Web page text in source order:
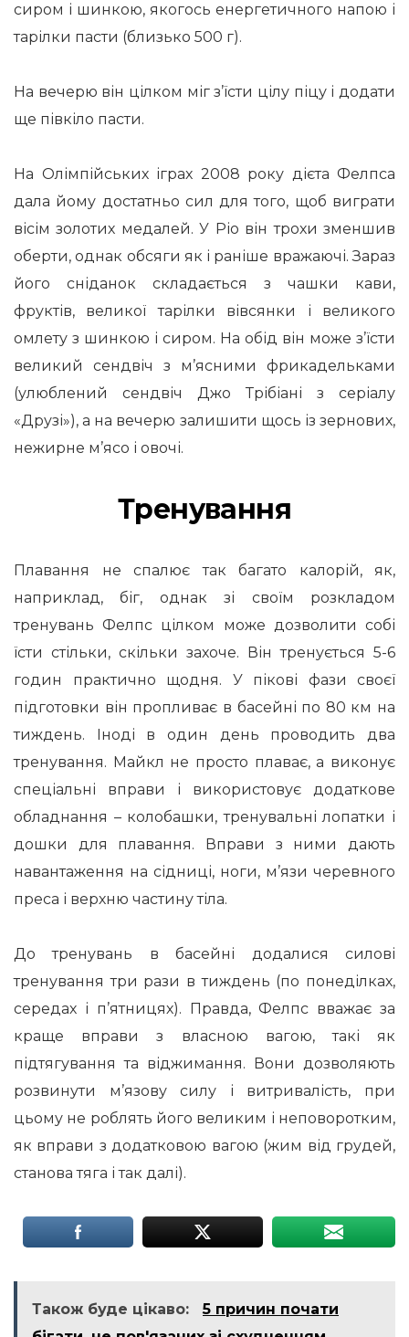
сиром і шинкою, якогось енергетичного напою і
тарілки пасти (близько 500 г).
На вечерю він цілком міг з’їсти цілу піцу і додати
ще півкіло пасти.
На Олімпійських іграх 2008 року дієта Фелпса
дала йому достатньо сил для того, щоб виграти
вісім золотих медалей. У Ріо він трохи зменшив
оберти, однак обсяги як і раніше вражаючі. Зараз
його сніданок складається з чашки кави,
фруктів, великої тарілки вівсянки і великого
омлету з шинкою і сиром. На обід він може з’їсти
великий сендвіч з м’ясними фрикадельками
(улюблений сендвіч Джо Трібіані з серіалу
«Друзі»), а на вечерю залишити щось із зернових,
нежирне м’ясо і овочі.
Тренування
Плавання не спалює так багато калорій, як,
наприклад, біг, однак зі своїм розкладом
тренувань Фелпс цілком може дозволити собі
їсти стільки, скільки захоче. Він тренується 5-6
годин практично щодня. У пікові фази своєї
підготовки він пропливає в басейні по 80 км на
тиждень. Іноді в один день проводить два
тренування. Майкл не просто плаває, а виконує
спеціальні вправи і використовує додаткове
обладнання – колобашки, тренувальні лопатки і
дошки для плавання. Вправи з ними дають
навантаження на сідниці, ноги, м’язи черевного
преса і верхню частину тіла.
До тренувань в басейні додалися силові
тренування три рази в тиждень (по понеділках,
середах і п’ятницях). Правда, Фелпс вважає за
краще вправи з власною вагою, такі як
підтягування та віджимання. Вони дозволяють
розвинути м’язову силу і витривалість, при
цьому не роблять його великим і неповоротким,
як вправи з додатковою вагою (жим від грудей,
станова тяга і так далі).
Також буде цікаво:
5 причин почати